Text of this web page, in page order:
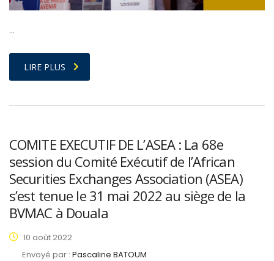
…
LIRE PLUS
COMITE EXECUTIF DE L’ASEA : La 68e
session du Comité Exécutif de l’African
Securities Exchanges Association (ASEA)
s’est tenue le 31 mai 2022 au siège de la
BVMAC à Douala
10 août 2022
Envoyé par : Pascaline BATOUM